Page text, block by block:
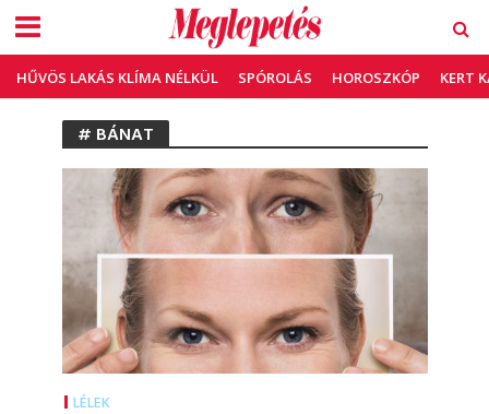
HŰVÖS LAKÁS KLÍMA NÉLKÜL SPÓROLÁS HOROSZKÓP KERT
# BÁNAT
LÉLEK